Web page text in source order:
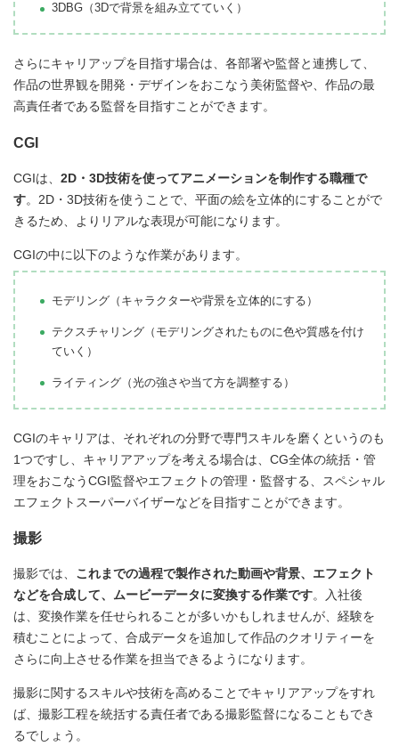
3DBG（3Dで背景を組み立てていく）
さらにキャリアップを目指す場合は、各部署や監督と連携して、
作品の世界観を開発・デザインをおこなう美術監督や、作品の最
高責任者である監督を目指すことができます。
CGI
CGIは、 2D・3D技術を使ってアニメーションを制作する職種で
す。2D・3D技術を使うことで、平面の絵を立体的にすることがで
きるため、よりリアルな表現が可能になります。
CGIの中に以下のような作業があります。
モデリング（キャラクターや背景を立体的にする）
テクスチャリング（モデリングされたものに色や質感を付け
ていく）
ライティング（光の強さや当て方を調整する）
CGIのキャリアは、それぞれの分野で専門スキルを磨くというのも
1つですし、キャリアアップを考える場合は、CG全体の統括・管
理をおこなうCGI監督やエフェクトの管理・監督する、スペシャル
エフェクトスーパーバイザーなどを目指すことができます。
撮影
撮影では、 これまでの過程で製作された動画や背景、エフェクト
などを合成して、ムービーデータに変換する作業です。入社後
は、変換作業を任せられることが多いかもしれませんが、経験を
積むことによって、合成データを追加して作品のクオリティーを
さらに向上させる作業を担当できるようになります。
撮影に関するスキルや技術を高めることでキャリアアップをすれ
ば、撮影工程を統括する責任者である撮影監督になることもでき
るでしょう。